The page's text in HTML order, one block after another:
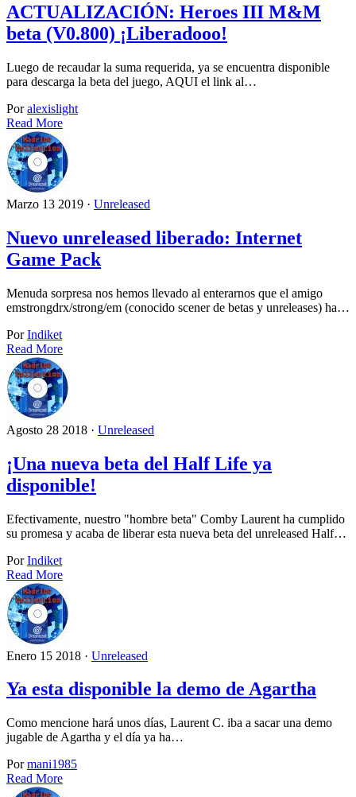
ACTUALIZACIÓN: Heroes III M&M
beta (V0.800) ¡Liberadooo!
Luego de recaudar la suma requerida, ya se encuentra disponible
para descarga la beta del juego, AQUI el link al…
Poralexislight
Read More
Marzo 13 2019 · Unreleased
Nuevo unreleased liberado: Internet
Game Pack
Menuda sorpresa nos hemos llevado al enterarnos que el amigo
emstrongdrx/strong/em (conocido scener de betas y unreleases) ha…
PorIndiket
Read More
Agosto 28 2018 · Unreleased
¡Una nueva beta del Half Life ya
disponible!
Efectivamente, nuestro "hombre beta" Comby Laurent ha cumplido
su promesa y acaba de liberar esta nueva beta del unreleased Half…
PorIndiket
Read More
Enero 15 2018 · Unreleased
Ya esta disponible la demo de Agartha
Como mencione hará unos días, Laurent C. iba a sacar una demo
jugable de Agartha y el día ya ha…
Pormani1985
Read More